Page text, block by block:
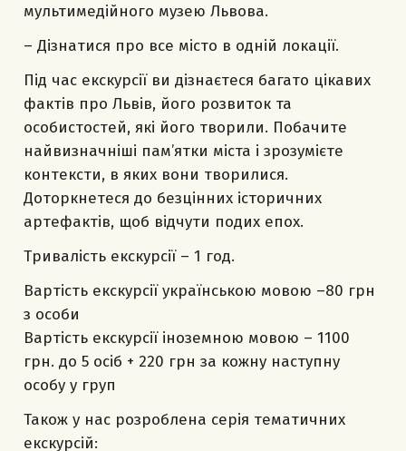
мультимедійного музею Львова.
– Дізнатися про все місто в одній локації.
Під час екскурсії ви дізнаєтеся багато цікавих
фактів про Львів, його розвиток та
особистостей, які його творили. Побачите
найвизначніші пам’ятки міста і зрозумієте
контексти, в яких вони творилися.
Доторкнетеся до безцінних історичних
артефактів, щоб відчути подих епох.
Тривалість екскурсії – 1 год.
Вартість екскурсії українською мовою –80 грн
з особи
Вартість екскурсії іноземною мовою – 1100
грн. до 5 осіб + 220 грн за кожну наступну
особу у груп
Також у нас розроблена серія тематичних
екскурсій: